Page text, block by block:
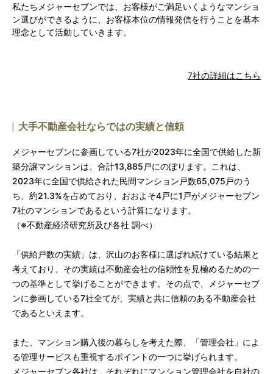
私たちメジャーセブンでは、お客様がご満足いくようなマンショ
ン選びができるように、お客様本位の情報発信を行うことを基本
理念として活動していきます。
7社の詳細はこちら
大手不動産会社ならではの実績と信頼
メジャーセブンに参画している7社が2023年に全国で供給した新
築分譲マンションは、合計13,885戸にのぼります。これは、
2023年に全国で供給された民間マンション戸数65,075戸のう
ち、約21.3%を占めており、おおよそ4戸に1戸がメジャーセブン
7社のマンションであるという計算になります。
（※不動産経済研究所及び各社 調べ）
「供給戸数の実績」は、沢山のお客様に選ばれ続けている結果と
考えており、その実績は不動産会社の信頼性を見極めるための一
つの基準として挙げることができます。その点で、メジャーセブ
ンに参画している7社全てが、実績と共に信頼のある不動産会社
であるといえます。
また、マンション購入後の暮らしを考えた際、「管理会社」によ
る管理サービスも重視するポイントの一つに挙げられます。
メジャーセブン各社は、それぞれにマンション管理会社を自社の